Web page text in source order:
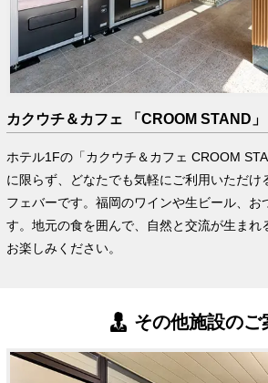
カクウチ＆カフェ 「CROOM STAND
ホテル1Fの「カクウチ＆カフェ CROOM
に限らず、どなたでも気軽にご利用いただけ
フェバーです。福岡のワインや生ビール、お
す。地元の食を囲んで、自然と交流が生まれ
お楽しみください。
その他施設のご